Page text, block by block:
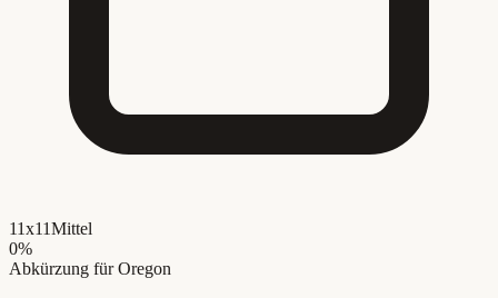
11x11Mittel
0%
Abkürzung für Oregon